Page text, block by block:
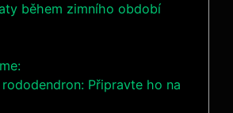
během zimního období
Připravte ho na